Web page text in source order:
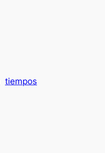
tiempos